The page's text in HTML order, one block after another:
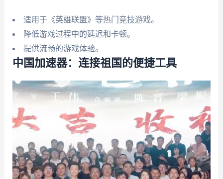
适用于《英雄联盟》等热门竞技游戏。
降低游戏过程中的延迟和卡顿。
提供流畅的游戏体验。
中国加速器：连接祖国的便捷工具